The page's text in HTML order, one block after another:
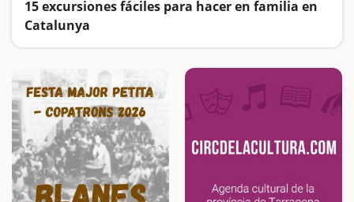
15 excursiones fáciles para hacer en familia en
Catalunya